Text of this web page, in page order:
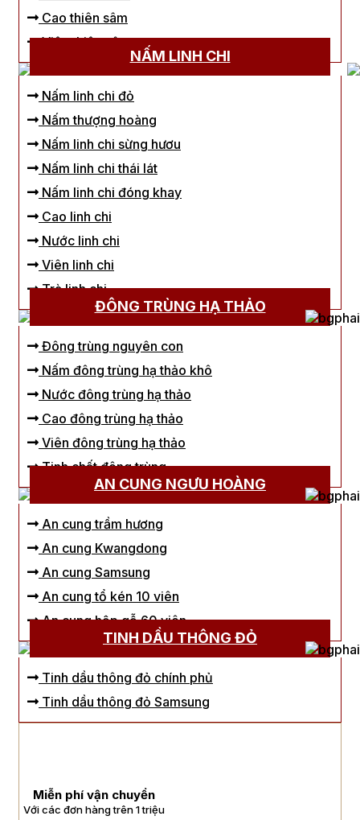
Cao thiên sâm
Viên thiên sâm
NẤM LINH CHI
Nấm linh chi đỏ
Nấm thượng hoàng
Nấm linh chi sừng hươu
Nấm linh chi thái lát
Nấm linh chi đóng khay
Cao linh chi
Nước linh chi
Viên linh chi
Trà linh chi
ĐÔNG TRÙNG HẠ THẢO
Đông trùng nguyên con
Nấm đông trùng hạ thảo khô
Nước đông trùng hạ thảo
Cao đông trùng hạ thảo
Viên đông trùng hạ thảo
Tinh chất đông trùng
AN CUNG NGƯU HOÀNG
An cung trầm hương
An cung Kwangdong
An cung Samsung
An cung tổ kén 10 viên
An cung hộp gỗ 60 viên
TINH DẦU THÔNG ĐỎ
Tinh dầu thông đỏ chính phủ
Tinh dầu thông đỏ Samsung
Miễn phí vận chuyển
Với các đơn hàng trên 1 triệu